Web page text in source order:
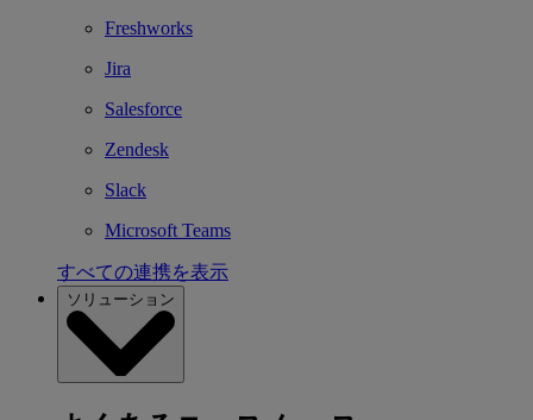
Freshworks
Jira
Salesforce
Zendesk
Slack
Microsoft Teams
すべての連携を表示
ソリューション